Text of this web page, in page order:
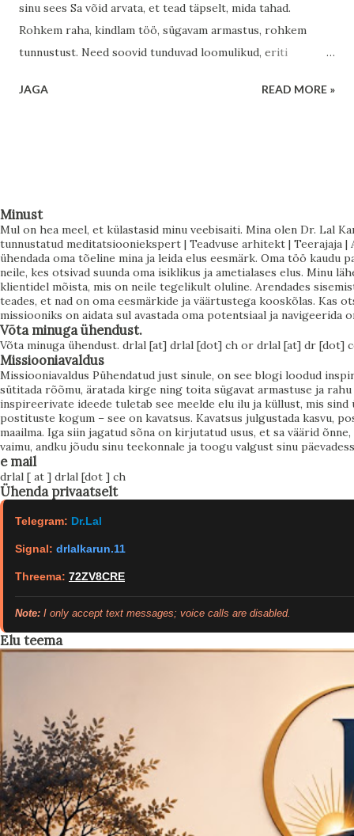
sinu sees Sa võid arvata, et tead täpselt, mida tahad.
Rohkem raha, kindlam töö, sügavam armastus, rohkem
tunnustust. Need soovid tunduvad loomulikud, eriti
järjepidevat edenemist. Eestis on tugev tööeetika ja vaikne
valed. See tähendab, et nende taga on sügavam kutse –
sisemine vajadus, mis ootab avastamist. Ja kui sa õpid seda
kuulama, hakkab su elu liikuma kerguse, voolamise ja
külluse suunas. Soovi ja vajaduse erinevus Soov tekib sageli
välisest maailmast. Sa näed, mida teised saavutavad, mida
ühiskond väärtustab, ja lood endale eesmärke selle põhjal.
Sa tahad rohkem, sest sulle on õpetatud, et rohkem
tähendab parem. Vaj...
JAGA READ MORE »
Minust
Mul on hea meel, et külastasid minu veebisaiti. Mina olen Dr. Lal
tunnustatud meditatsiooniekspert | Teadvuse arhitekt | Teerajaja
ühendada oma tõeline mina ja leida elus eesmärk. Oma töö
neile, kes otsivad suunda oma isiklikus ja ametialases elus. Minu
klientidel mõista, mis on neile tegelikult oluline. Arendades
teades, et nad on oma eesmärkide ja väärtustega kooskõlas. Kas
missiooniks on aidata sul avastada oma potentsiaal ja navigeerida
Võta minuga ühendust.
Võta minuga ühendust. drlal [at] drlal [dot] ch or drlal [at] dr [dot]
Missiooniavaldus
Missiooniavaldus Pühendatud just sinule, on see blogi loodud
sütitada rõõmu, äratada kirge ning toita sügavat armastuse ja
inspireerivate ideede tuletab see meelde elu ilu ja küllust, mis
postituste kogum – see on kavatsus. Kavatsus julgustada kasvu,
maailma. Iga siin jagatud sõna on kirjutatud usus, et sa väärid
vaimu, andku jõudu sinu teekonnale ja toogu valgust sinu
e mail
drlal [ at ] drlal [dot ] ch
Ühenda privaatselt
Telegram: Dr.Lal
Signal: drlalkarun.11
Threema: 72ZV8CRE
Note: I only accept text messages; voice calls are disabled.
Elu teema